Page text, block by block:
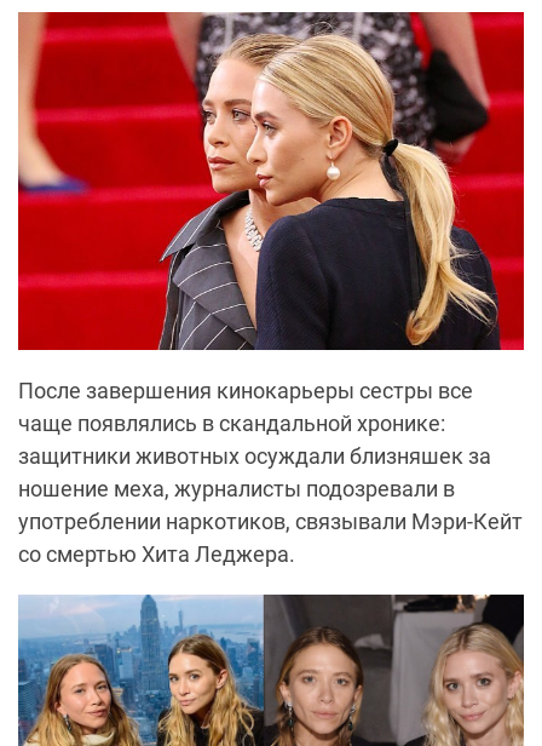
После завершения кинокарьеры сестры все
чаще появлялись в скандальной хронике:
защитники животных осуждали близняшек за
ношение меха, журналисты подозревали в
употреблении наркотиков, связывали Мэри-Кейт
со смертью Хита Леджера.